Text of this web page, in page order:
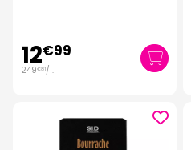
12€99
249€81/l.